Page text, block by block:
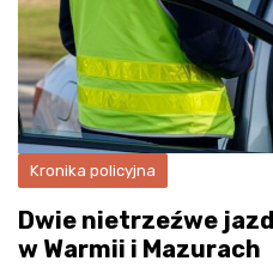
Kronika policyjna
Dwie nietrzeźwe
w Warmii i Mazurach